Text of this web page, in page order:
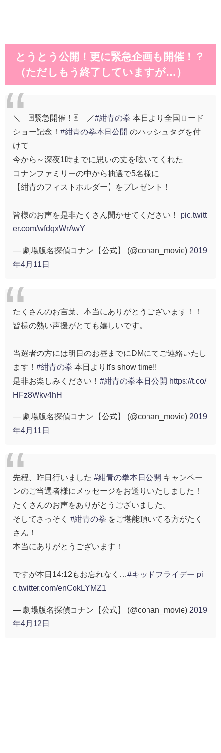
とうとう公開！更に緊急企画も開催！？
（ただしもう終了していますが…）
＼ 🃏緊急開催！🃏 ／#紺青の拳 本日より全国ロード
ショー記念！ #紺青の拳本日公開 のハッシュタグを付
けて
今から～深夜1時までに思いの丈を呟いてくれた
コナンファミリーの中から抽選で5名様に
【紺青のフィストホルダー】をプレゼント！
皆様のお声を是非たくさん聞かせてください！ pic.twitt
er.com/wfdqxWrAwY
— 劇場版名探偵コナン【公式】 (@conan_movie) 2019
年4月11日
たくさんのお言葉、本当にありがとうございます！！
皆様の熱い声援がとても嬉しいです。
当選者の方には明日のお昼までにDMにてご連絡いたし
ます！ #紺青の拳 本日よりIt's show time!!
是非お楽しみください！ #紺青の拳本日公開 https://t.co/
HFz8Wkv4hH
— 劇場版名探偵コナン【公式】 (@conan_movie) 2019
年4月11日
先程、昨日行いました #紺青の拳本日公開 キャンペー
ンのご当選者様にメッセージをお送りいたしました！
たくさんのお声をありがとうございました。
そしてさっそく #紺青の拳 をご堪能頂いてる方がたく
さん！
本当にありがとうございます！
ですが本日14:12もお忘れなく… #キッドフライデー pi
c.twitter.com/enCokLYMZ1
— 劇場版名探偵コナン【公式】 (@conan_movie) 2019
年4月12日